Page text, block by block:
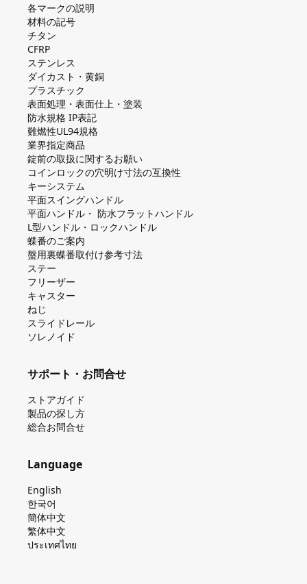
各マークの説明
材料の記号
チタン
CFRP
ステンレス
ダイカスト・⻩銅
プラスチック
表面処理・表面仕上・塗装
防⽔規格 IP表記
難燃性UL94規格
業界指定商品
錠前の取扱に関するお願い
コインロックの⽳明け⼨法の互換性
キーシステム
平⾯スイングハンドル
平⾯ハンドル・ 防⽔フラットハンドル
L型ハンドル・ロックハンドル
蝶番のご案内
盤⽤裏蝶番取付け参考⼨法
ステー
フリーザー
キャスター
ねじ
スライドレール
ソレノイド
サポート・お問合せ
ストアガイド
製品の探し⽅
総合お問合せ
Language
English
한국어
簡体中文
繁体中文
ประเทศไทย